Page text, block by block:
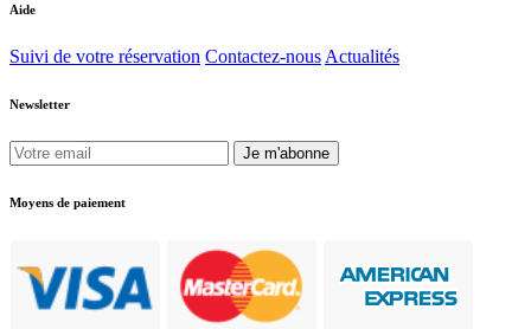
Aide
Suivi de votre réservation Contactez-nous Actualités
Newsletter
Je m'abonne
Moyens de paiement